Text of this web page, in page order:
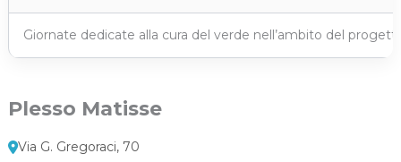
Giornate dedicate alla cura del verde nell’ambito del
Plesso Matisse
Via G. Gregoraci, 70